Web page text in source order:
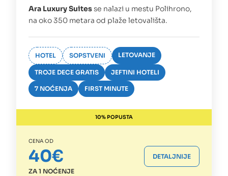
Ara Luxury Suitesse nalazi u mestu Polihrono,
na oko 350 metara od plaže letovališta.
HOTEL SOPSTVENI LETOVANJE
TROJE DECE GRATIS JEFTINI HOTELI
7 NOĆENJA FIRST MINUTE
10% POPUSTA
CENA OD
40€
ZA 1 NOĆENJE
DETALJNIJE